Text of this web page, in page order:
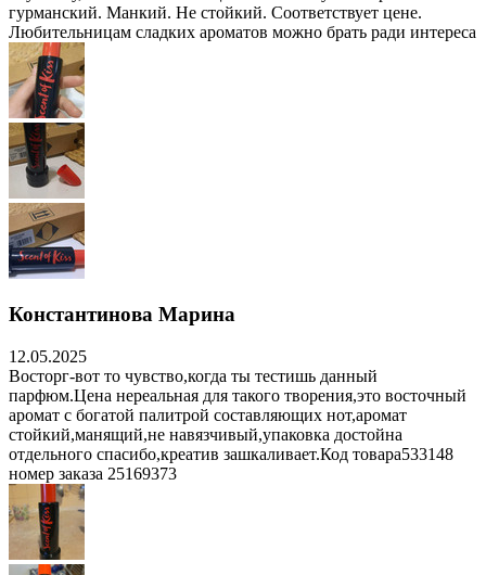
гурманский. Манкий. Не стойкий. Соответствует цене.
Любительницам сладких ароматов можно брать ради интереса
Константинова Марина
12.05.2025
Восторг-вот то чувство,когда ты тестишь данный
парфюм.Цена нереальная для такого творения,это восточный
аромат с богатой палитрой составляющих нот,аромат
стойкий,манящий,не навязчивый,упаковка достойна
отдельного спасибо,креатив зашкаливает.Код товара533148
номер заказа 25169373